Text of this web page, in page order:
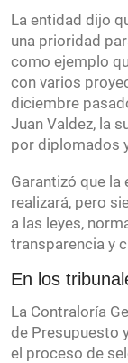
La entidad dijo
una prioridad
como ejemplo
con varios
diciembre
Juan Valdez, la
por diplomados
Garantizó que la
realizará, pero
a las leyes,
transparencia y
En los
La Contraloría
de Presupuesto
el proceso de